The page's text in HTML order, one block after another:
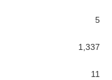
5
1,337
11